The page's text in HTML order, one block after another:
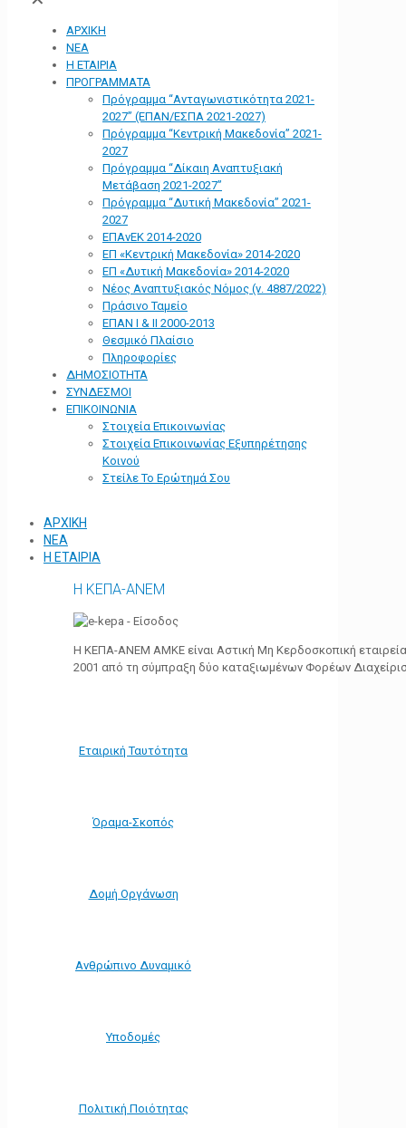
ΑΡΧΙΚΗ
ΝΕΑ
Η ΕΤΑΙΡΙΑ
ΠΡΟΓΡΑΜΜΑΤΑ
Πρόγραμμα “Ανταγωνιστικότητα 2021-
2027” (ΕΠΑΝ/ΕΣΠΑ 2021-2027)
Πρόγραμμα “Κεντρική Μακεδονία” 2021-
2027
Πρόγραμμα “Δίκαιη Αναπτυξιακή
Μετάβαση 2021-2027”
Πρόγραμμα “Δυτική Μακεδονία” 2021-
2027
ΕΠΑνΕΚ 2014-2020
ΕΠ «Kεντρική Μακεδονία» 2014-2020
ΕΠ «Δυτική Μακεδονία» 2014-2020
Νέος Αναπτυξιακός Νόμος (ν. 4887/2022)
Πράσινο Ταμείο
ΕΠΑΝ Ι & ΙΙ 2000-2013
Θεσμικό Πλαίσιο
Πληροφορίες
ΔΗΜΟΣΙΟΤΗΤΑ
ΣΥΝΔΕΣΜΟΙ
ΕΠΙΚΟΙΝΩΝΙΑ
Στοιχεία Επικοινωνίας
Στοιχεία Επικοινωνίας Εξυπηρέτησης
Κοινού
Στείλε Το Ερώτημά Σου
ΑΡΧΙΚΗ
ΝΕΑ
Η ΕΤΑΙΡΙΑ
Η ΚΕΠΑ-ΑΝΕΜ
Η ΚΕΠΑ-ΑΝΕΜ ΑΜΚΕ είναι Αστική Μη Κερδοσκοπική
2001 από τη σύμπραξη δύο καταξιωμένων Φορέων
Εταιρική Ταυτότητα
Όραμα-Σκοπός
Δομή Οργάνωση
Ανθρώπινο Δυναμικό
Υποδομές
Πολιτική Ποιότητας